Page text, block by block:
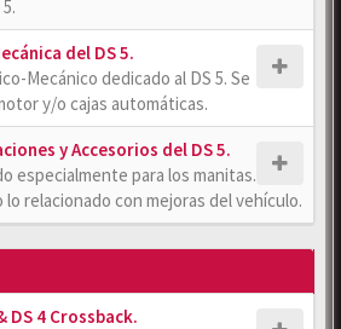
del DS 5.
Mecánico dedicado al DS 5. Se
y/o cajas automáticas.
y Accesorios del DS 5.
especialmente para los manitas.
relacionado con mejoras del vehículo.
DS 4 Crossback.